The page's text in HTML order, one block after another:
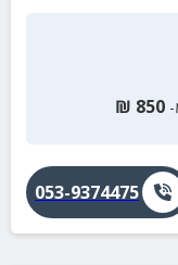
850
₪
053-9374475